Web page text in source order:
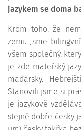
jazykem se doma
Krom toho, že
zemi. Jsme
všem společný,
je zde mateřský
maďarsky.
Stanovili jsme si
je jazykově
stejně dobře česky